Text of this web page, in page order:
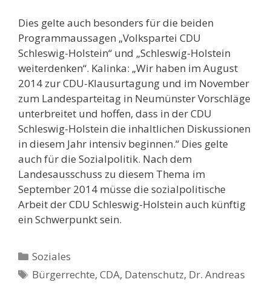
Dies gelte auch besonders für die beiden
Programmaussagen „Volkspartei CDU
Schleswig-Holstein“ und „Schleswig-Holstein
weiterdenken“. Kalinka: „Wir haben im August
2014 zur CDU-Klausurtagung und im November
zum Landesparteitag in Neumünster Vorschläge
unterbreitet und hoffen, dass in der CDU
Schleswig-Holstein die inhaltlichen Diskussionen
in diesem Jahr intensiv beginnen.“ Dies gelte
auch für die Sozialpolitik. Nach dem
Landesausschuss zu diesem Thema im
September 2014 müsse die sozialpolitische
Arbeit der CDU Schleswig-Holstein auch künftig
ein Schwerpunkt sein.
Kategorien
Soziales
Schlagwörter
Bürgerrechte,CDA, Datenschutz, Dr. Andreas